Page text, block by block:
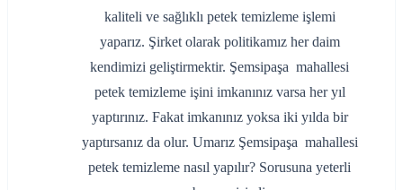
kaliteli ve sağlıklı petek temizleme işlemi
yaparız. Şirket olarak politikamız her daim
kendimizi geliştirmektir. Şemsipaşa mahallesi
petek temizleme işini imkanınız varsa her yıl
yaptırınız. Fakat imkanınız yoksa iki yılda bir
yaptırsanız da olur. Umarız Şemsipaşa mahallesi
petek temizleme nasıl yapılır? Sorusuna yeterli